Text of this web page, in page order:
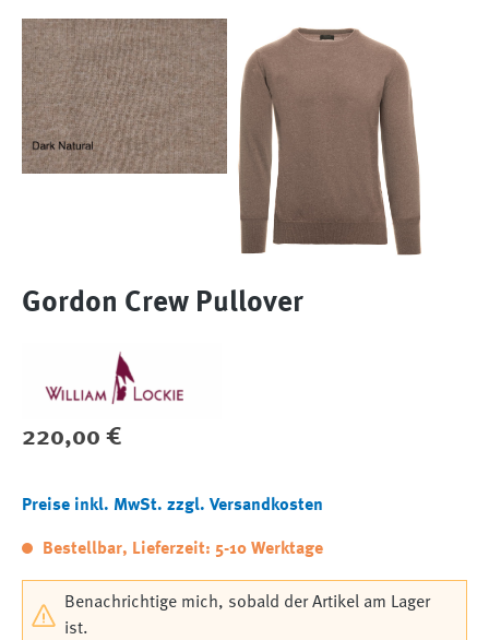
Gordon Crew Pullover
Regulärer Preis:
220,00 €
Preise inkl. MwSt. zzgl. Versandkosten
Bestellbar, Lieferzeit: 5-10 Werktage
Benachrichtige mich, sobald der Artikel am Lager
ist.